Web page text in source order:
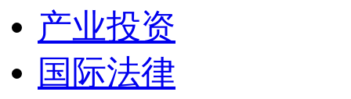
产业投资
国际法律